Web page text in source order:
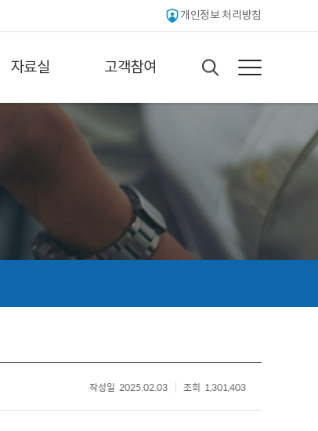
개인정보 처리방침
자료실 고객참여
작성일 2025.02.03 조회 1,301,403